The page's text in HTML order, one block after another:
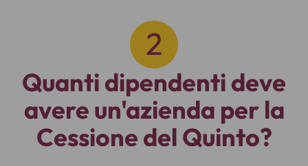
Quanti dipendenti deve
avere un'azienda per la
Cessione del Quinto?